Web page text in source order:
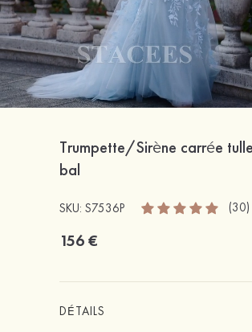
Trumpette/Sirène carrée
bal
SKU: S7536P (30)
156 €
DÉTAILS